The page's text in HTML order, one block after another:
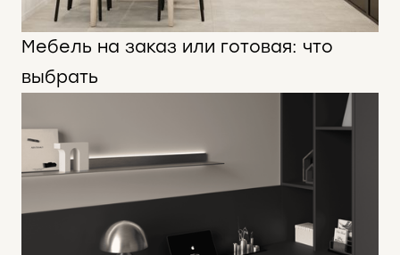
Мебель на заказ или готовая: что
выбрать